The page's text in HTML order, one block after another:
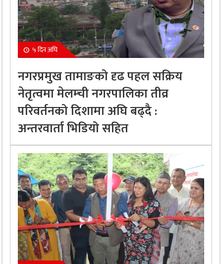
५ दिन अघि
नगरप्रमुख तामाङको दृढ पहल सक्रिय
नेतृत्वमा मेलम्ची नगरपालिका तीव्र
परिवर्तनको दिशामा अघि बढ्दै :
अन्तरवार्ता भिडियो सहित